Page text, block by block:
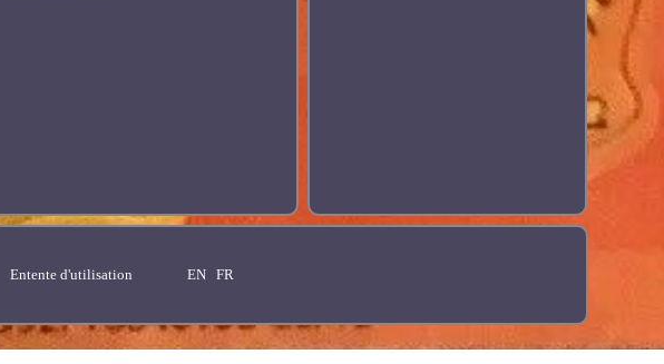
Entente d'utilisation EN FR